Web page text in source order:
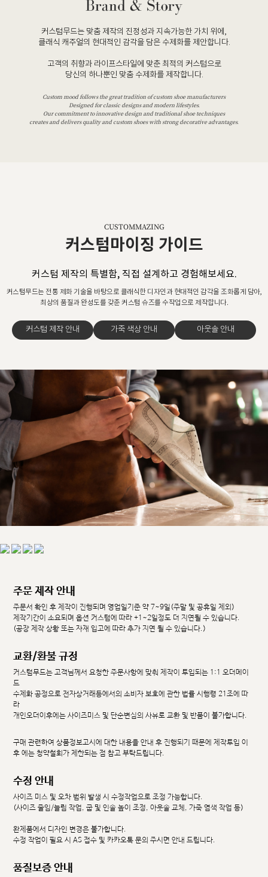
커스텀무드는 맞춤 제작의 진정성과 지속가능한 가치 위에,
클래식 캐주얼의 현대적인 감각을 담은 수제화를 제안합니다.
고객의 취향과 라이프스타일에 맞춘 최적의 커스텀으로
당신의 하나뿐인 맞춤 수제화를 제작합니다.
Custom mood follows the great tradition of custom shoe manufacturers
Designed for classic designs and modern lifestyles.
Our commitment to innovative design and traditional shoe techniques
creates and delivers quality and custom shoes with strong decorative advantages.
CUSTOMMAZING
커스텀마이징 가이드
커스텀 제작의 특별함, 직접 설계하고 경험해보세요.
커스텀무드는 전통 제화 기술을 바탕으로 클래식한 디자인과 현대적인 감각을 조화롭게 담아,
최상의 품질과 완성도를 갖춘 커스텀 슈즈를 수작업으로 제작합니다.
커스텀 제작 안내 가죽 색상 안내 아웃솔 안내
주문 제작 안내
주문서 확인 후 제작이 진행되며 영업일기준 약 7~9일(주말 및 공휴일 제외)
제작기간이 소요되며 옵션 커스텀에 따라 +1~2일정도 더 지연될 수 있습니다.
(공장 제작 상황 또는 자재 입고에 따라 추가 지연 될 수 있습니다.)
교환/환불 규정
커스텀무드는 고객님께서 요청한 주문사항에 맞춰 제작이 투입되는 1:1 오더메이
드
수제화 공정으로 전자상거래등에서의 소비자 보호에 관한 법률 시행령 21조에 따
라
개인오더이후에는 사이즈미스 및 단순변심의 사유로 교환 및 반품이 불가합니다.
구매 관련하여 상품정보고시에 대한 내용을 안내 후 진행되기 때문에 제작투입 이
후 에는 청약철회가 제한되는 점 참고 부탁드립니다.
수정 안내
사이즈 미스 및 오차 범위 발생 시 수정작업으로 조정 가능합니다.
(사이즈 줄임/늘림 작업, 굽 및 인솔 높이 조정, 아웃솔 교체, 가죽 염색 작업 등)
완제품에서 디자인 변경은 불가합니다.
수정 작업이 필요 시 AS 접수 및 카카오톡 문의 주시면 안내 드립니다.
품질보증 안내